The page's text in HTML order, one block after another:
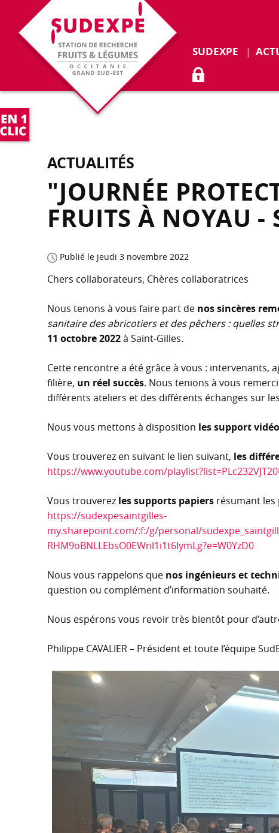
SUDEXPE Déplier
ACCÈS
ACTUALITÉS
"JOURNÉE
FRUITS À NOYAU -
Publié le jeudi 3 novembre 2022
Chers collaborateurs, Chères collaboratrices
Nous tenons à vous faire part de nos sincères
sanitaire des abricotiers et des pêchers : quelles
11 octobre 2022à Saint-Gilles.
Cette rencontre a été grâce à vous : intervenants,
filière, un réel succès. Nous tenions à vous
différents ateliers et des différents échanges sur
Nous vous mettons à disposition les support
Vous trouverez en suivant le lien suivant, les
https://www.youtube.com/
Vous trouverez les supports papiers résumant les
https://sudexpesaintgilles-
my.sharepoint.com/:f:/g/personal/
RHM9oBNLLEbsO0EWnl1i1t6IymLg?e=W0YzD0
Nous vous rappelons que nos ingénieurs et
question ou complément d’information souhaité.
Nous espérons vous revoir très bientôt pour
Philippe CAVALIER – Président et toute l’équipe